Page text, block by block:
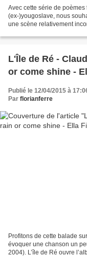
Avec cette série de poèmes
(ex-)yougoslave, nous
une scène relativement
L'Île de Ré -
or come shine -
Publié le 12/04/2015 à
Par florianferre
Profitons de cette balade
évoquer une chanson un
2004). L’île de Ré ouvre